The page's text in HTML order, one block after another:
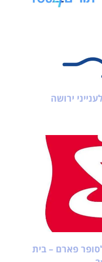
ירושה
פארם – בית